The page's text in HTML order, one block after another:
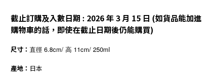
截止訂購及入數日期 : 2026 年 3 月 15 日 (如貨品能加進
購物車的話，即使在截止日期後仍能購買)
尺寸： 直徑 6.8cm/ 高 11cm/ 250ml
產地： 日本